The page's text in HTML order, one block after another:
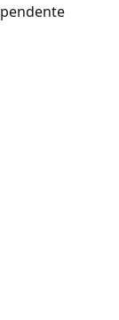
pendente